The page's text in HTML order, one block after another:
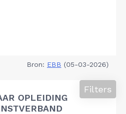
Bron: EBB (05-03-2026)
OPLEIDING
Filters